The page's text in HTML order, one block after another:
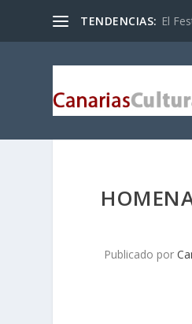
TENDENCIAS: El
Publicado por